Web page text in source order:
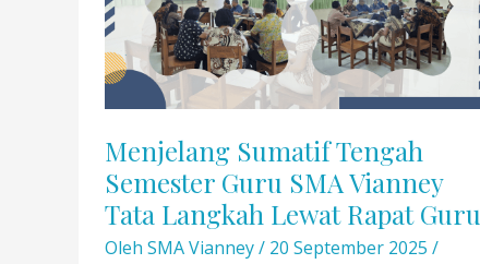
Menjelang Sumatif Tengah
Semester Guru SMA Vianney
Tata Langkah Lewat Rapat Guru
Oleh SMA Vianney/ 20 September 2025 /